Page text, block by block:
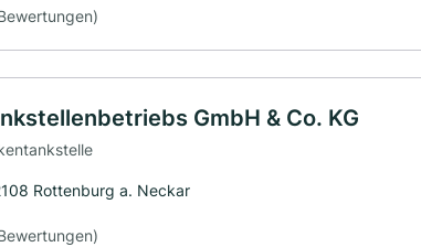
GmbH & Co. KG
Rottenburg a. Neckar